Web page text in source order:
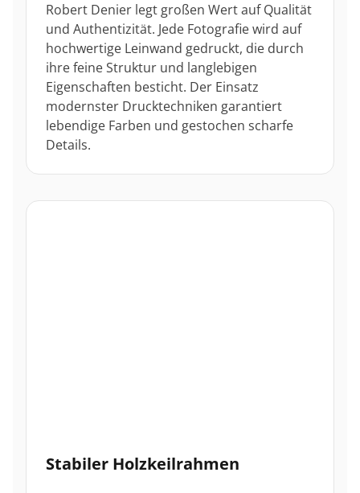
Robert Denier legt großen Wert auf Qualität
und Authentizität. Jede Fotografie wird auf
hochwertige Leinwand gedruckt, die durch
ihre feine Struktur und langlebigen
Eigenschaften besticht. Der Einsatz
modernster Drucktechniken garantiert
lebendige Farben und gestochen scharfe
Details.
Stabiler Holzkeilrahmen